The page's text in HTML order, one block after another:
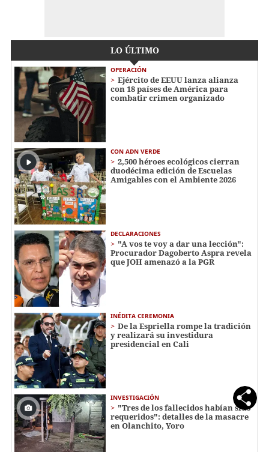
LO ÚLTIMO
OPERACIÓN
Ejército de EEUU lanza alianza
con 18 países de América para
combatir crimen organizado
CON ADN VERDE
2,500 héroes ecológicos cierran
duodécima edición de Escuelas
Amigables con el Ambiente 2026
DECLARACIONES
"A vos te voy a dar una lección":
Procurador Dagoberto Aspra revela
que JOH amenazó a la PGR
INÉDITA CEREMONIA
De la Espriella rompe la tradición
y realizará su investidura
presidencial en Cali
INVESTIGACIÓN
"Tres de los fallecidos habían sido
requeridos": detalles de la masacre
en Olanchito, Yoro